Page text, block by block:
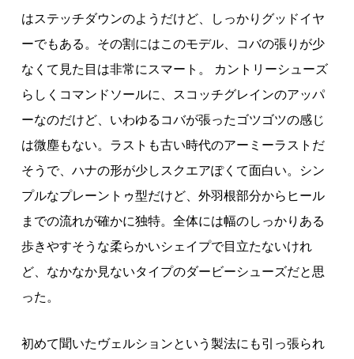
はステッチダウンのようだけど、しっかりグッドイヤ
ーでもある。その割にはこのモデル、コバの張りが少
なくて見た目は非常にスマート。 カントリーシューズ
らしくコマンドソールに、スコッチグレインのアッパ
ーなのだけど、いわゆるコバが張ったゴツゴツの感じ
は微塵もない。ラストも古い時代のアーミーラストだ
そうで、ハナの形が少しスクエアぽくて面白い。シン
プルなプレーントゥ型だけど、外羽根部分からヒール
までの流れが確かに独特。全体には幅のしっかりある
歩きやすそうな柔らかいシェイプで目立たないけれ
ど、なかなか見ないタイプのダービーシューズだと思
った。
初めて聞いたヴェルションという製法にも引っ張られ